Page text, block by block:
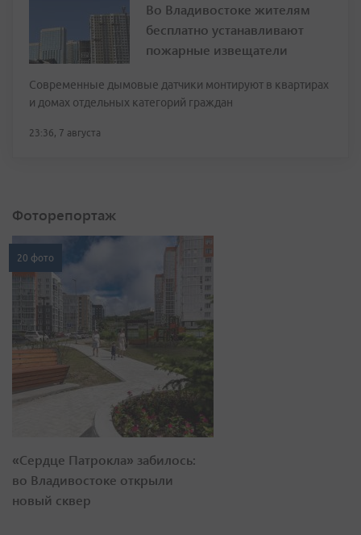
Во Владивостоке жителям
бесплатно устанавливают
пожарные извещатели
Современные дымовые датчики монтируют в квартирах
и домах отдельных категорий граждан
23:36, 7 августа
Фоторепортаж
20 фото
«Сердце Патрокла» забилось:
во Владивостоке открыли
новый сквер